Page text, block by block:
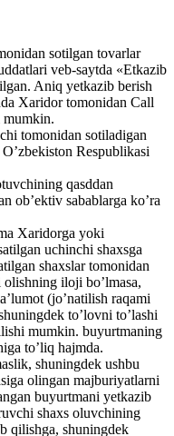
sotilgan tovarlar
veb-saytda «Etkazib
Aniq yetkazib berish
Xaridor tomonidan Call
mumkin.
tomonidan sotiladigan
Respublikasi
qasddan
ob’ektiv sabablarga ko’ra
Xaridorga yoki
uchinchi shaxsga
shaxslar tomonidan
iloji bo’lmasa,
(jo’natilish raqami
to’lovni to’lashi
mumkin. buyurtmaning
to’liq hajmda.
shuningdek ushbu
olingan majburiyatlarni
buyurtmani yetkazib
shaxs oluvchining
qilishga, shuningdek